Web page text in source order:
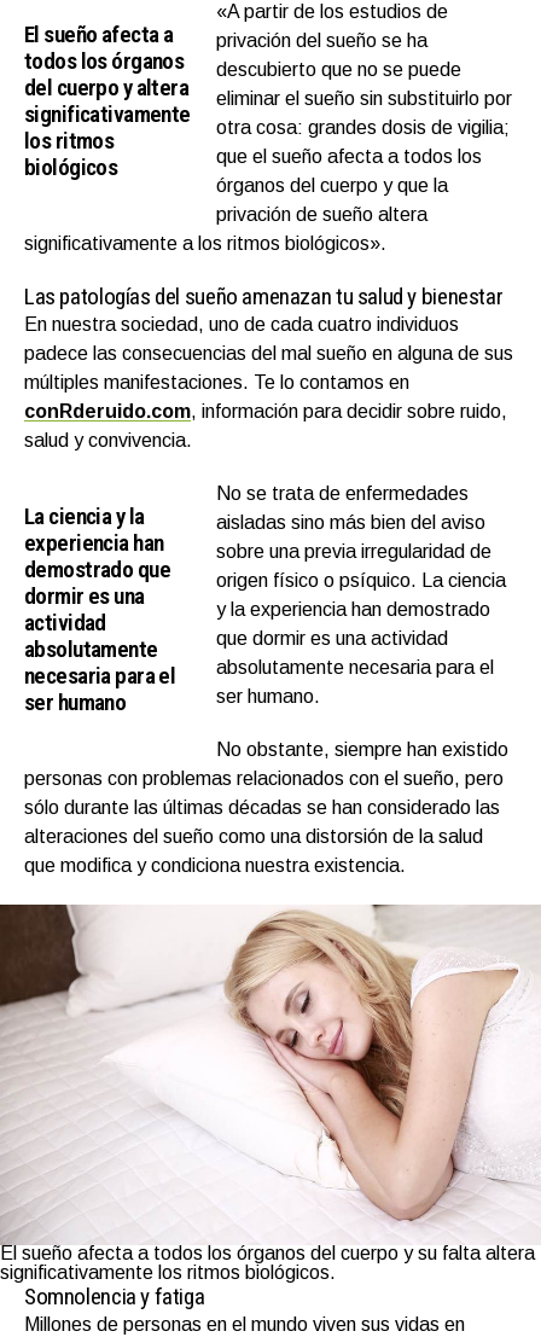
El sueño afecta a
todos los órganos
del cuerpo y altera
significativamente
los ritmos
biológicos
«A partir de los estudios de
privación del sueño se ha
descubierto que no se puede
eliminar el sueño sin substituirlo por
otra cosa: grandes dosis de vigilia;
que el sueño afecta a todos los
órganos del cuerpo y que la
privación de sueño altera
significativamente a los ritmos biológicos».
Las patologías del sueño amenazan tu salud y bienestar
En nuestra sociedad, uno de cada cuatro individuos
padece las consecuencias del mal sueño en alguna de sus
múltiples manifestaciones. Te lo contamos en
conRderuido.com, información para decidir sobre ruido,
salud y convivencia.
La ciencia y la
experiencia han
demostrado que
dormir es una
actividad
absolutamente
necesaria para el
ser humano
No se trata de enfermedades
aisladas sino más bien del aviso
sobre una previa irregularidad de
origen físico o psíquico. La ciencia
y la experiencia han demostrado
que dormir es una actividad
absolutamente necesaria para el
ser humano.
No obstante, siempre han existido
personas con problemas relacionados con el sueño, pero
sólo durante las últimas décadas se han considerado las
alteraciones del sueño como una distorsión de la salud
que modifica y condiciona nuestra existencia.
El sueño afecta a todos los órganos del cuerpo y su falta altera
significativamente los ritmos biológicos.
Somnolencia y fatiga
Millones de personas en el mundo viven sus vidas en